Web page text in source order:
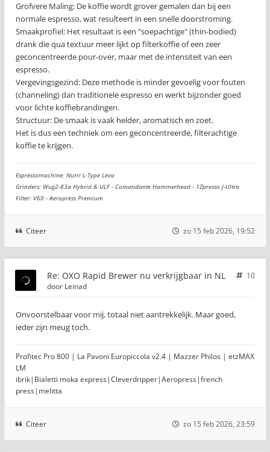
Grofvere Maling: De koffie wordt grover gemalen dan bij een
normale espresso, wat resulteert in een snelle doorstroming.
Smaakprofiel: Het resultaat is een "soepachtige" (thin-bodied)
drank die qua textuur meer lijkt op filterkoffie of een zeer
geconcentreerde pour-over, maar met de intensiteit van een
espresso.
Vergevingsgezind: Deze methode is minder gevoelig voor fouten
(channeling) dan traditionele espresso en werkt bijzonder goed
voor lichte koffiebrandingen.
Structuur: De smaak is vaak helder, aromatisch en zoet.
Het is dus een techniek om een geconcentreerde, filterachtige
koffie te krijgen.
Espressomachine: Nurri L-Type Leva
Grinders: Wug2-83a Hybrid & ULF - Comandante Hammerhead - 1Zpresso J-Ultra
Filter: V60 - Aeropress Premium
Citeer zo 15 feb 2026, 19:52
Re: OXO Rapid Brewer nu verkrijgbaar in NL
10
door Leinad
Onvoorstelbaar voor mij, totaal niet aantrekkelijk. Maar goed,
ieder zijn meug toch.
Profitec Pro 800 | La Pavoni Europiccola v2.4 | Mazzer Philos | etzMAX
LM
ibrik|Bialetti moka express|Cleverdripper|Aeropress|french
press|melitta
Citeer zo 15 feb 2026, 23:59